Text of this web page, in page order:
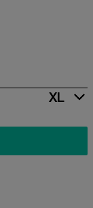
XL